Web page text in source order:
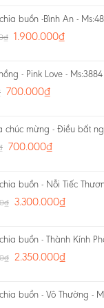
buồn -Bình An -
₫ 1.900.000₫
- Pink Love - Ms:3884
700.000₫
chúc mừng - Điều bất
700.000₫
buồn - Nỗi Tiếc
₫ 3.300.000₫
buồn - Thành Kính
₫ 2.350.000₫
buồn - Vô Thường -